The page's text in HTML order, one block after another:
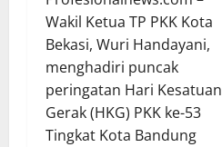
Wakil Ketua TP PKK Kota
Bekasi, Wuri Handayani,
menghadiri puncak
peringatan Hari Kesatuan
Gerak (HKG) PKK ke-53
Tingkat Kota Bandung